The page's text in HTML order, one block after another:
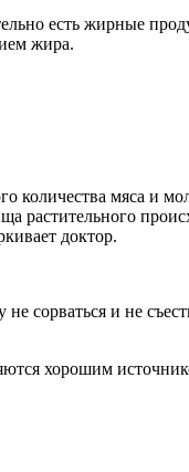
есть жирные
жира.
количества мяса и
растительного
доктор.
сорваться и не
хорошим